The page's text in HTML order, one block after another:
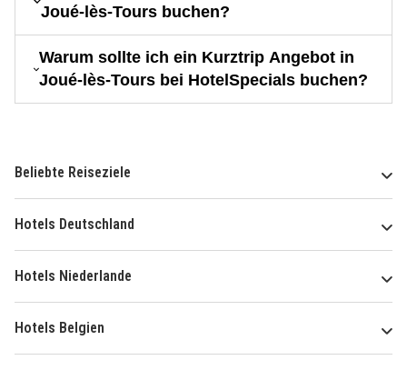
Joué-lès-Tours buchen?
Warum sollte ich ein Kurztrip Angebot in
Joué-lès-Tours bei HotelSpecials buchen?
Beliebte Reiseziele
Hotels Deutschland
Hotels Niederlande
Hotels Belgien